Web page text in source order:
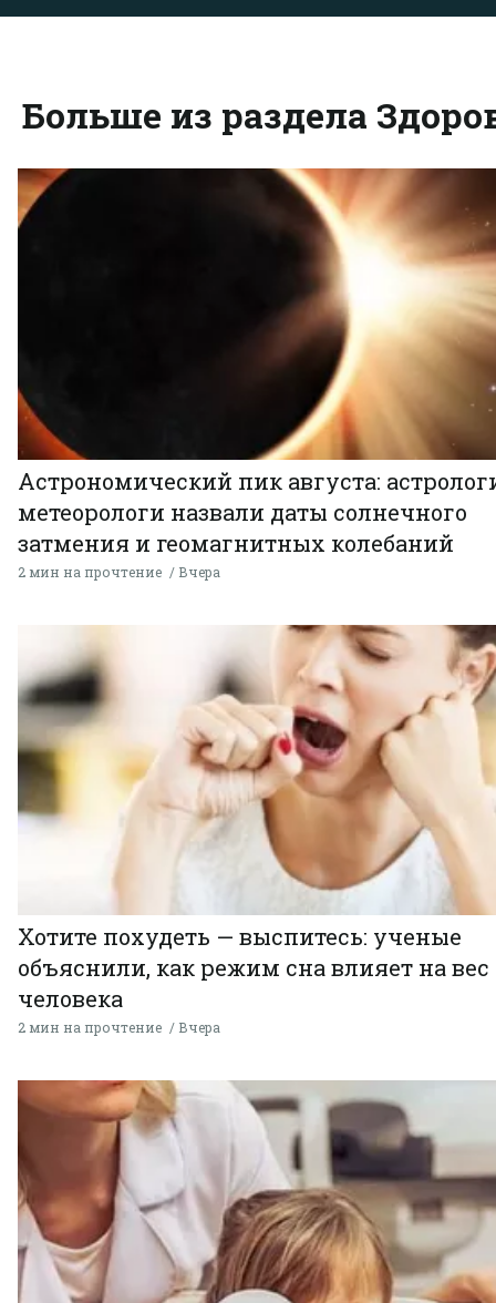
Больше из раздела
Астрономический пик августа:
метеорологи назвали даты солнечного
затмения и геомагнитных колебаний
2 мин на прочтение Вчера
Хотите похудеть — выспитесь: ученые
объяснили, как режим сна влияет на вес
человека
2 мин на прочтение Вчера